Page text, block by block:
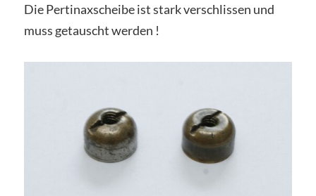
Die Pertinaxscheibe ist stark verschlissen und
muss getauscht werden !